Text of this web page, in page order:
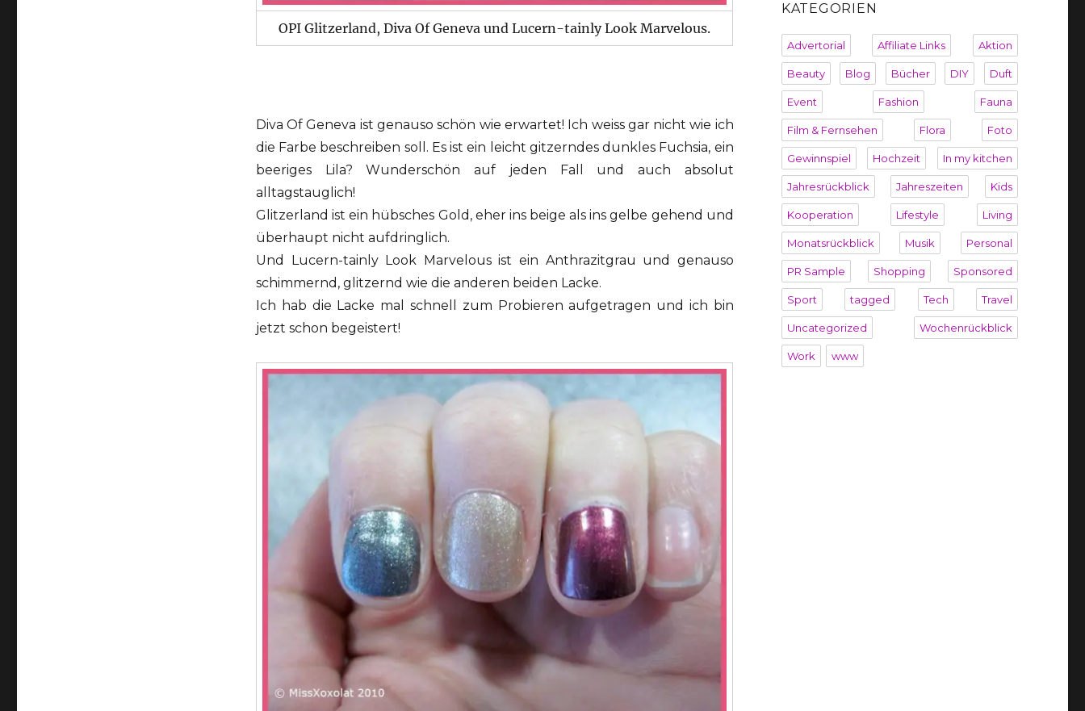
OPI Glitzerland, Diva Of Geneva und Lucern-tainly Look Marvelous.
Diva Of Geneva ist genauso schön wie erwartet! Ich weiss gar nicht wie ich
die Farbe beschreiben soll. Es ist ein leicht gitzerndes dunkles Fuchsia, ein
beeriges Lila? Wunderschön auf jeden Fall und auch absolut
alltagstauglich!
Glitzerland ist ein hübsches Gold, eher ins beige als ins gelbe gehend und
überhaupt nicht aufdringlich.
Und Lucern-tainly Look Marvelous ist ein Anthrazitgrau und genauso
schimmernd, glitzernd wie die anderen beiden Lacke.
Ich hab die Lacke mal schnell zum Probieren aufgetragen und ich bin
jetzt schon begeistert!
KATEGORIEN
Advertorial Affiliate Links Aktion
Beauty Blog Bücher DIY Duft
Event Fashion Fauna
Film & Fernsehen Flora Foto
Gewinnspiel Hochzeit In my kitchen
Jahresrückblick Jahreszeiten Kids
Kooperation Lifestyle Living
Monatsrückblick Musik Personal
PR Sample Shopping Sponsored
Sport tagged Tech Travel
Uncategorized Wochenrückblick
Work www